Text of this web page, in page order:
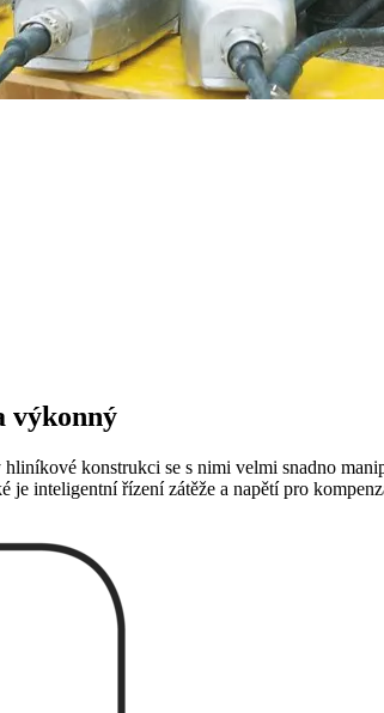
výkonný
konstrukci se s nimi velmi snadno
inteligentní řízení zátěže a napětí pro